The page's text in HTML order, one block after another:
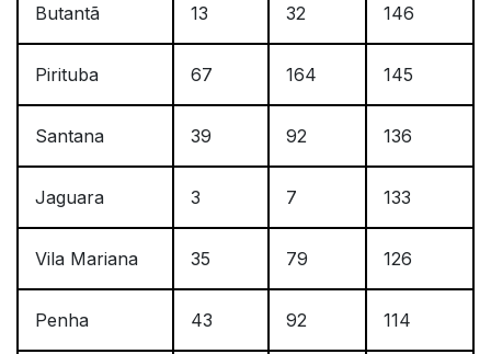
Butantã 13 32 146
Pirituba 67 164 145
Santana 39 92 136
Jaguara 3 7 133
Vila Mariana 35 79 126
Penha 43 92 114